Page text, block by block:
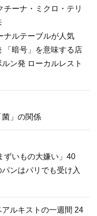
チーナ・ミクロ・テリ
ナルテーブルが人気
「暗号」を意味する店
ン発 ローカルレスト
菌」の関係
ずいもの大嫌い」40
ンはパリでも受け入
ルキストの一週間 24